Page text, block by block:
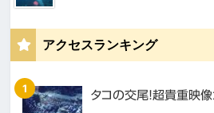
アクセスランキング
タコの交尾！超貴重映像